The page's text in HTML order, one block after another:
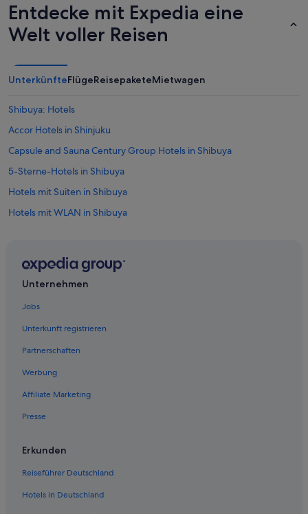
Entdecke mit Expedia eine
Welt voller Reisen
UnterkünfteFlügeReisepaketeMietwagen
Shibuya: Hotels
Accor Hotels in Shinjuku
Capsule and Sauna Century Group Hotels in Shibuya
5-Sterne-Hotels in Shibuya
Hotels mit Suiten in Shibuya
Hotels mit WLAN in Shibuya
Best Western Hotels in Shinjuku
Yotel Hotels in Tokio
Hotels mit Casino in Shibuya
Oyo Rooms Hotels in Tokio
Oakwood Hotels in Marunouchi
Abenteuer in Shibuya
4-Sterne-Hotels in Shibuya
Unternehmen
Jobs
Unterkunft registrieren
Partnerschaften
Werbung
Affiliate Marketing
Presse
Erkunden
Reiseführer Deutschland
Hotels in Deutschland